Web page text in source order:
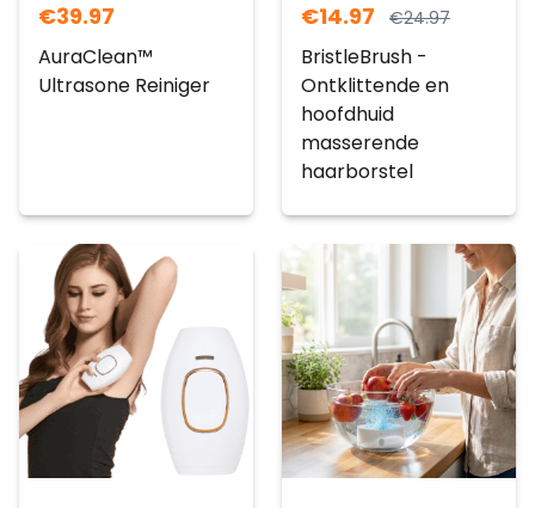
€39.97
AuraClean™
Ultrasone Reiniger
€14.97 €24.97
BristleBrush -
Ontklittende en
hoofdhuid
masserende
haarborstel